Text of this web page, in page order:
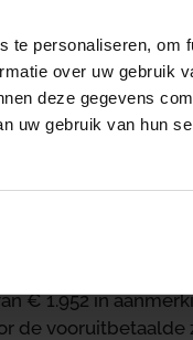
te personaliseren, om
over uw gebruik
deze gegevens
uw gebruik van hun
de vrouw
gebaseerd op
aanslag wordt
berekening
vermogen te
bezwaar in. Zij wil
€ 1.952 in
de